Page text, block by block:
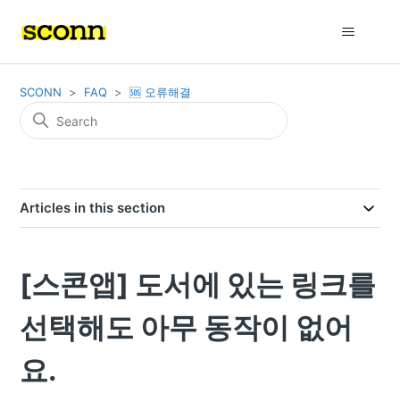
SCONN FAQ 🆘 오류해결
Articles in this section
[스콘앱] 도서에 있는 링크를
선택해도 아무 동작이 없어
요.